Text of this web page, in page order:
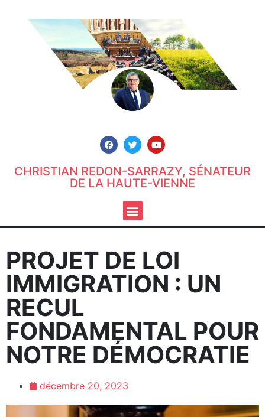
CHRISTIAN REDON-SARRAZY, SÉNATEUR
DE LA HAUTE-VIENNE
PROJET DE LOI
IMMIGRATION : UN
RECUL
FONDAMENTAL POUR
NOTRE DÉMOCRATIE
décembre 20, 2023